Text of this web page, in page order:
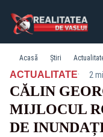
Acasă Știri
ACTUALITATE· 2
CĂLIN
MIJLOCUL
DE